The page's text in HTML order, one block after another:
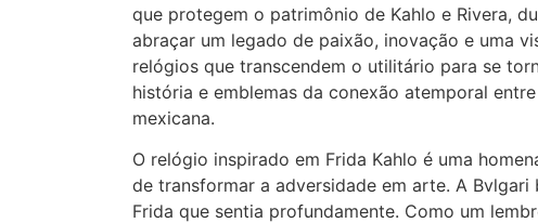
que protegem o patrimônio de Kahlo e Rivera,
abraçar um legado de paixão, inovação e uma
relógios que transcendem o utilitário para se
história e emblemas da conexão atemporal
mexicana.
O relógio inspirado em Frida Kahlo é uma
de transformar a adversidade em arte. A
Frida que sentia profundamente. Como um